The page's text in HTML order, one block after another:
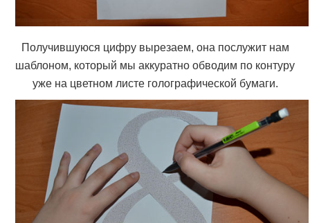
Получившуюся цифру вырезаем, она послужит нам
шаблоном, который мы аккуратно обводим по контуру
уже на цветном листе голографической бумаги.